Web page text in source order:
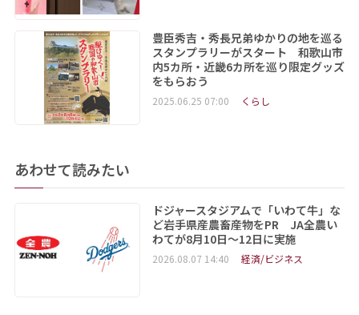
豊臣秀吉・秀長兄弟ゆかりの地を巡る
スタンプラリーがスタート 和歌山市
内5カ所・近畿6カ所を巡り限定グッズ
をもらおう
2025.06.25 07:00 くらし
あわせて読みたい
ドジャースタジアムで「いわて牛」な
ど岩手県産農畜産物をPR JA全農い
わてが8月10日～12日に実施
2026.08.07 14:40 経済/ビジネス